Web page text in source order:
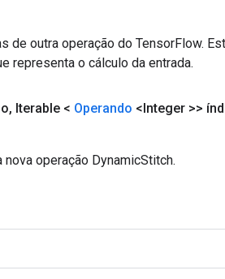
de outra operação do TensorFlow.
representa o cálculo da entrada.
, Iterable < Operando <Integer >>
operação DynamicStitch.